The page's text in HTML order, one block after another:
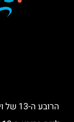
הרובע ה-13 של וינה – היצינג